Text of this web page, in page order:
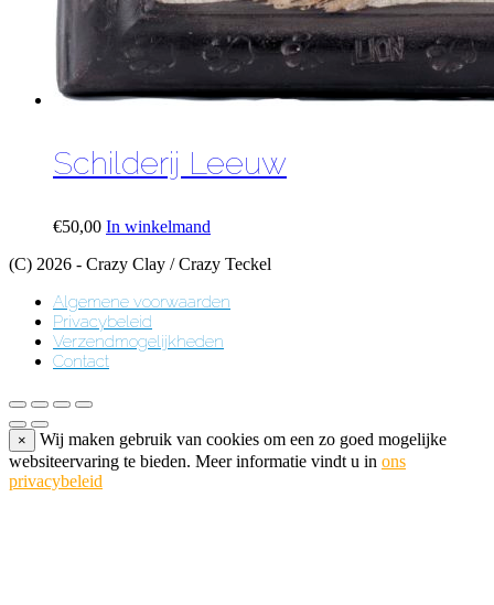
Schilderij Leeuw
€50,00 In winkelmand
(C) 2026 - Crazy Clay / Crazy Teckel
Algemene voorwaarden
Privacybeleid
Verzendmogelijkheden
Contact
×
Wij maken gebruik van cookies om een zo goed mogelijke
websiteervaring te bieden. Meer informatie vindt u in ons
privacybeleid